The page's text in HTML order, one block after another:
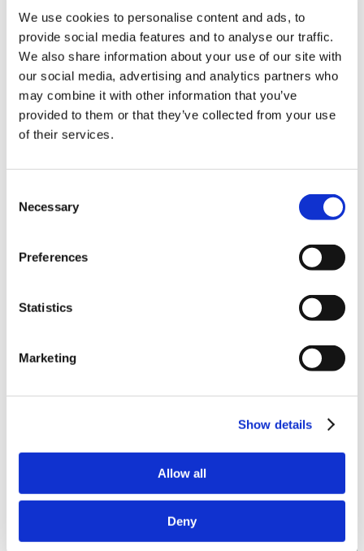
We use cookies to personalise content and ads, to
provide social media features and to analyse our traffic.
We also share information about your use of our site with
our social media, advertising and analytics partners who
may combine it with other information that you’ve
provided to them or that they’ve collected from your use
of their services.
Selection
Necessary
Preferences
Statistics
Marketing
Show details
Allow all
Deny
Urbain
Homme
Femme
Classique
Technologies
Devenir revendeur RST
Guide des tailles
Pilotes & événements
A propos
Combinaisons entièrement personnalisées en usine pour
chaque motard